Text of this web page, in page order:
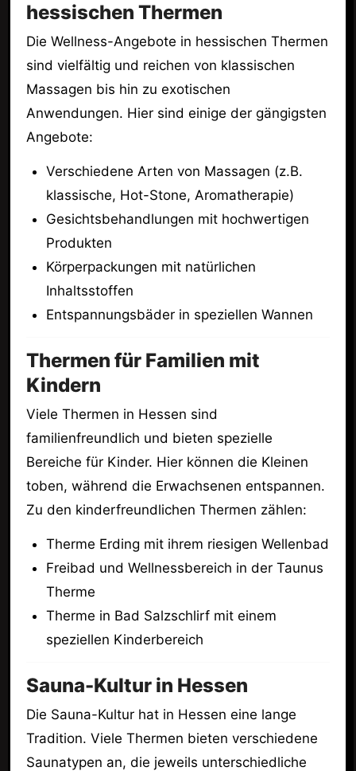
hessischen Thermen
Die Wellness-Angebote in hessischen Thermen
sind vielfältig und reichen von klassischen
Massagen bis hin zu exotischen
Anwendungen. Hier sind einige der gängigsten
Angebote:
Verschiedene Arten von Massagen (z.B.
klassische, Hot-Stone, Aromatherapie)
Gesichtsbehandlungen mit hochwertigen
Produkten
Körperpackungen mit natürlichen
Inhaltsstoffen
Entspannungsbäder in speziellen Wannen
Thermen für Familien mit
Kindern
Viele Thermen in Hessen sind
familienfreundlich und bieten spezielle
Bereiche für Kinder. Hier können die Kleinen
toben, während die Erwachsenen entspannen.
Zu den kinderfreundlichen Thermen zählen:
Therme Erding mit ihrem riesigen Wellenbad
Freibad und Wellnessbereich in der Taunus
Therme
Therme in Bad Salzschlirf mit einem
speziellen Kinderbereich
Sauna-Kultur in Hessen
Die Sauna-Kultur hat in Hessen eine lange
Tradition. Viele Thermen bieten verschiedene
Saunatypen an, die jeweils unterschiedliche